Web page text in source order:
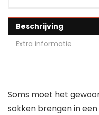
Beschrijving
Extra informatie
Soms moet het
sokken brengen in